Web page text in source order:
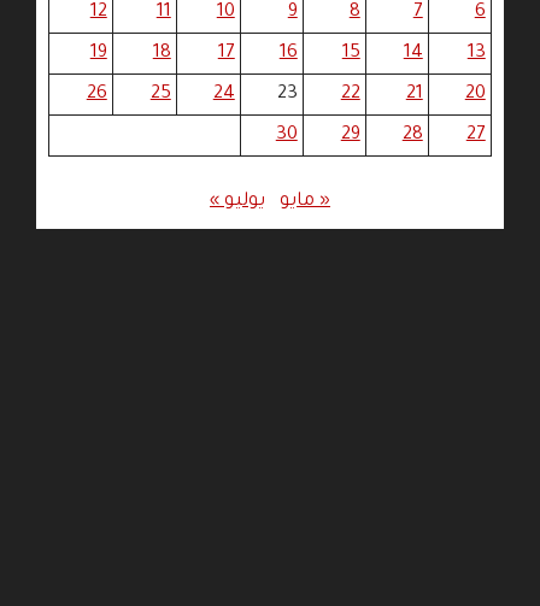
6
7
8
9
10
11
12
13
14
15
16
17
18
19
20
21
22
23
24
25
26
27
28
29
30
« مايو يوليو »